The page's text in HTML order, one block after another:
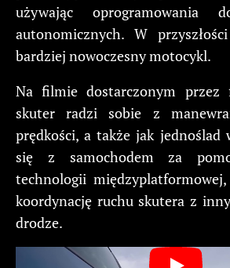
używając oprogramowania
autonomicznych. W
bardziej nowoczesny motocykl.
Na filmie dostarczonym przez
skuter radzi sobie z
prędkości, a także jak jednoślad
się z samochodem za
technologii
koordynację ruchu skutera z
drodze.